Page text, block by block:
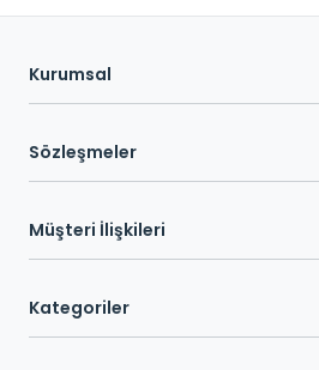
Kurumsal
Sözleşmeler
Müşteri İlişkileri
Kategoriler